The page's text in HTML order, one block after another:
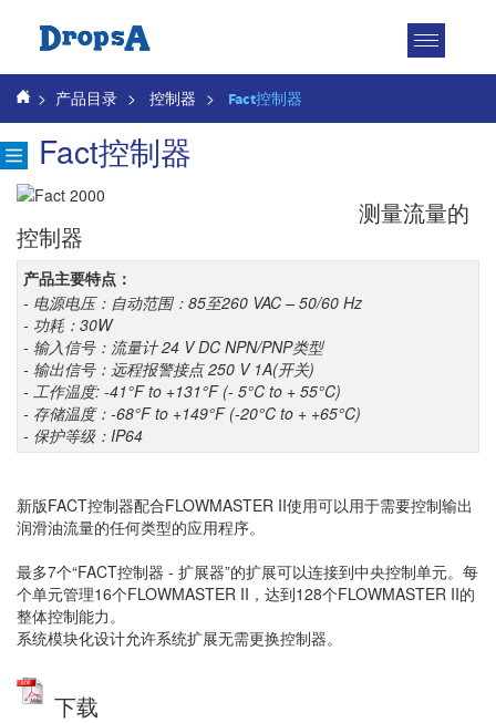
Toggle
> 产品目录 > 控制器 > Fact控制器
Fact控制器
测量流量的
控制器
产品主要特点：
- 电源电压：自动范围：85至260 VAC – 50/60 Hz
- 功耗：30W
- 输入信号：流量计 24 V DC NPN/PNP类型
- 输出信号：远程报警接点 250 V 1A(开关)
- 工作温度: -41°F to +131°F (- 5°C to + 55°C)
- 存储温度：-68°F to +149°F (-20°C to + +65°C)
- 保护等级：IP64
新版FACT控制器配合FLOWMASTER II使用可以用于需要控制输出
润滑油流量的任何类型的应用程序。
最多7个“FACT控制器 - 扩展器”的扩展可以连接到中央控制单元。每
个单元管理16个FLOWMASTER II，达到128个FLOWMASTER II的
整体控制能力。
系统模块化设计允许系统扩展无需更换控制器。
下载